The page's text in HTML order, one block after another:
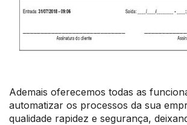
Ademais oferecemos todas as
automatizar os processos da sua
qualidade rapidez e segurança,